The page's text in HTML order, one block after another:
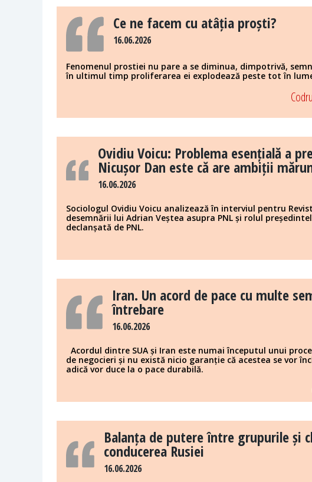
Ce ne facem cu atâția proști?
16.06.2026
Fenomenul prostiei nu pare a se diminua, dimpotrivă,
în ultimul timp proliferarea ei explodează peste tot în
Ovidiu Voicu: Problema esențială a
Nicușor Dan este că are ambiții
16.06.2026
Sociologul Ovidiu Voicu analizează în interviul pentru
desemnării lui Adrian Veștea asupra PNL și rolul
declanșată de PNL.
Iran. Un acord de pace cu multe
întrebare
16.06.2026
Acordul dintre SUA și Iran este numai începutul unui
de negocieri și nu există nicio garanție că acestea se vor
adică vor duce la o pace durabilă.
Balanța de putere între grupurile și
conducerea Rusiei
16.06.2026